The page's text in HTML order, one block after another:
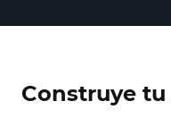
Construye